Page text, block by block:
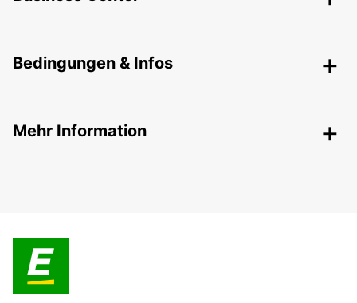
Bedingungen & Infos
Mehr Information